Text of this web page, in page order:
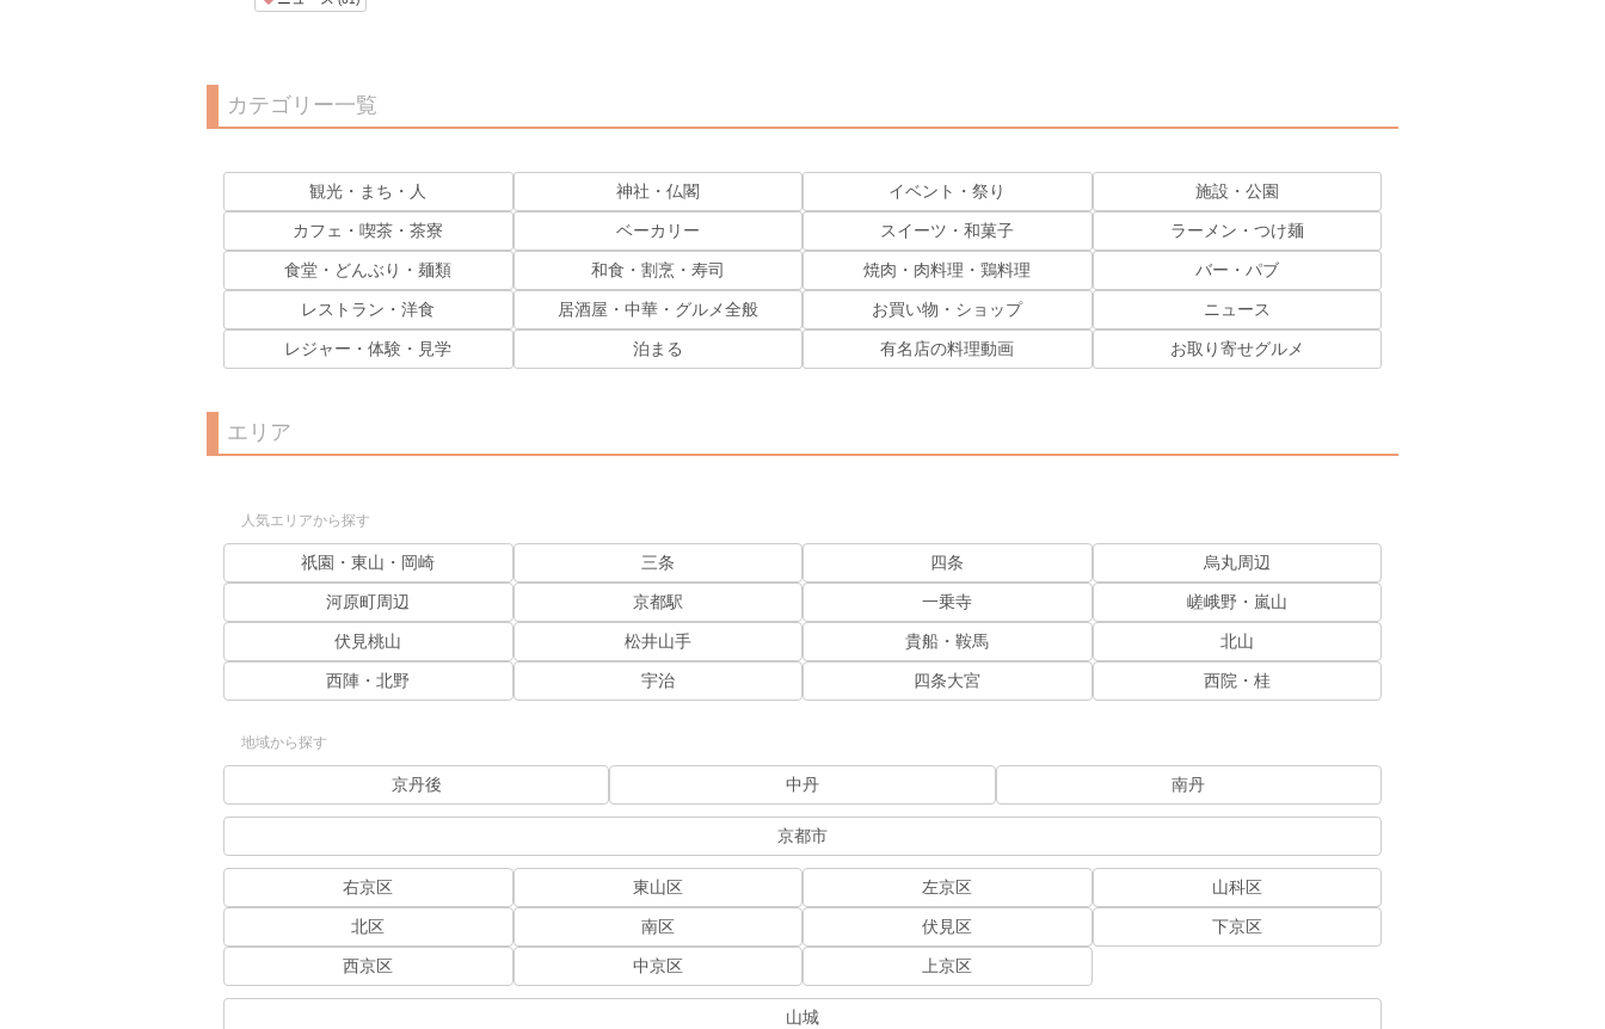
カテゴリー一覧
観光・まち・人 神社・仏閣 イベント・祭り 施設・公園
カフェ・喫茶・茶寮 ベーカリー スイーツ・和菓子 ラーメン・つけ麺
食堂・どんぶり・麺類 和食・割烹・寿司 焼肉・肉料理・鶏料理 バー・パブ
レストラン・洋食 居酒屋・中華・グルメ全般 お買い物・ショップ ニュース
レジャー・体験・見学 泊まる 有名店の料理動画 お取り寄せグルメ
エリア
人気エリアから探す
祇園・東山・岡崎 三条 四条 烏丸周辺
河原町周辺 京都駅 一乗寺 嵯峨野・嵐山
伏見桃山 松井山手 貴船・鞍馬 北山
西陣・北野 宇治 四条大宮 西院・桂
地域から探す
京丹後 中丹 南丹
京都市
右京区 東山区 左京区 山科区
北区 南区 伏見区 下京区
西京区 中京区 上京区
山城